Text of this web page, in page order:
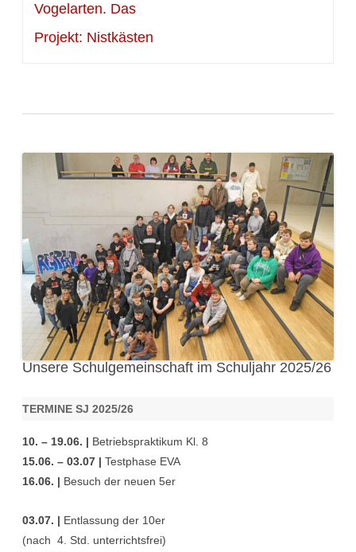
Vogelarten. Das
Projekt: Nistkästen
Unsere Schulgemeinschaft im Schuljahr 2025/26
TERMINE SJ 2025/26
10. – 19.06. | Betriebspraktikum Kl. 8
15.06. – 03.07 | Testphase EVA
16.06. | Besuch der neuen 5er
03.07. | Entlassung der 10er
(nach 4. Std. unterrichtsfrei)